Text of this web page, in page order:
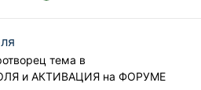
тема в
и АКТИВАЦИЯ на ФОРУМЕ